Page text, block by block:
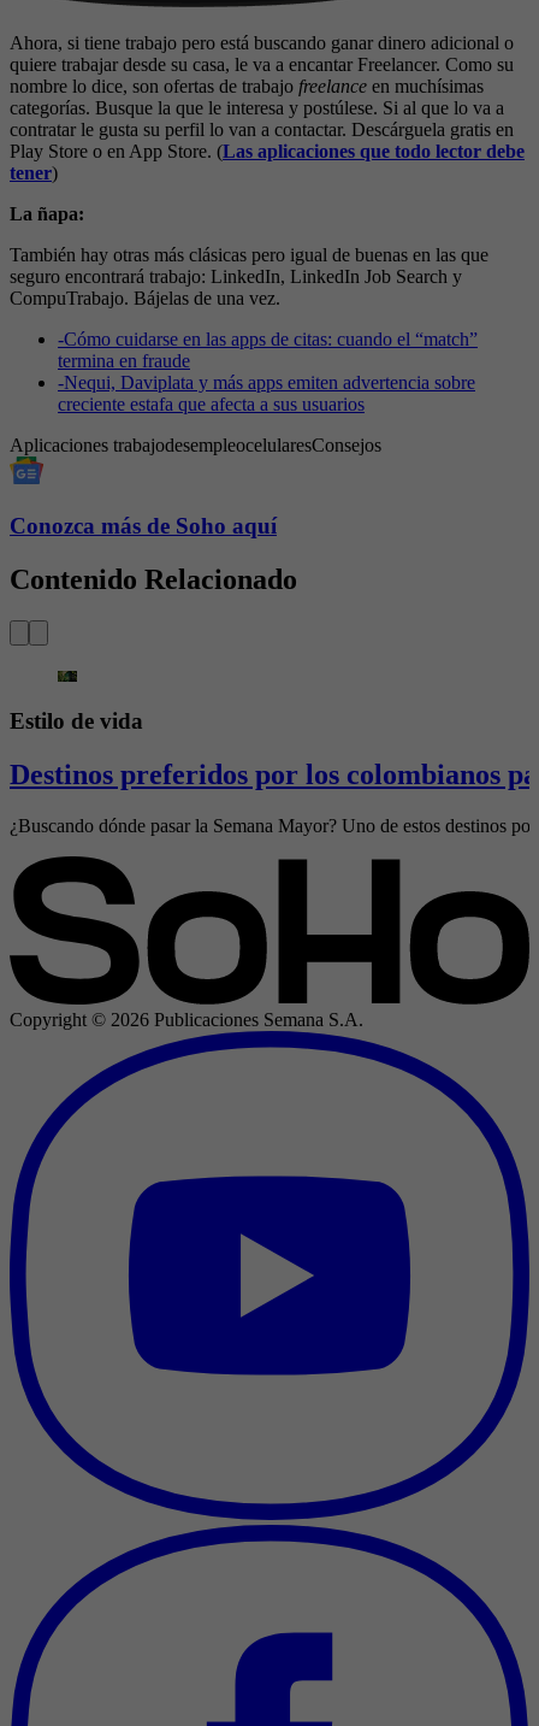
Ahora, si tiene trabajo pero está buscando ganar dinero adicional o
quiere trabajar desde su casa, le va a encantar Freelancer. Como su
nombre lo dice, son ofertas de trabajo freelance en muchísimas
categorías. Busque la que le interesa y postúlese. Si al que lo va a
contratar le gusta su perfil lo van a contactar. Descárguela gratis en
Play Store o en App Store. (Las aplicaciones que todo lector debe
tener)
La ñapa:
También hay otras más clásicas pero igual de buenas en las que
seguro encontrará trabajo: LinkedIn, LinkedIn Job Search y
CompuTrabajo. Bájelas de una vez.
-Cómo cuidarse en las apps de citas: cuando el “match”
termina en fraude
-Nequi, Daviplata y más apps emiten advertencia sobre
creciente estafa que afecta a sus usuarios
Aplicaciones trabajodesempleocelularesConsejos
Conozca más de Soho aquí
Contenido Relacionado
Estilo de vida
Destinos preferidos por los colombianos
¿Buscando dónde pasar la Semana Mayor? Uno de estos destinos
Copyright © 2026 Publicaciones Semana S.A.